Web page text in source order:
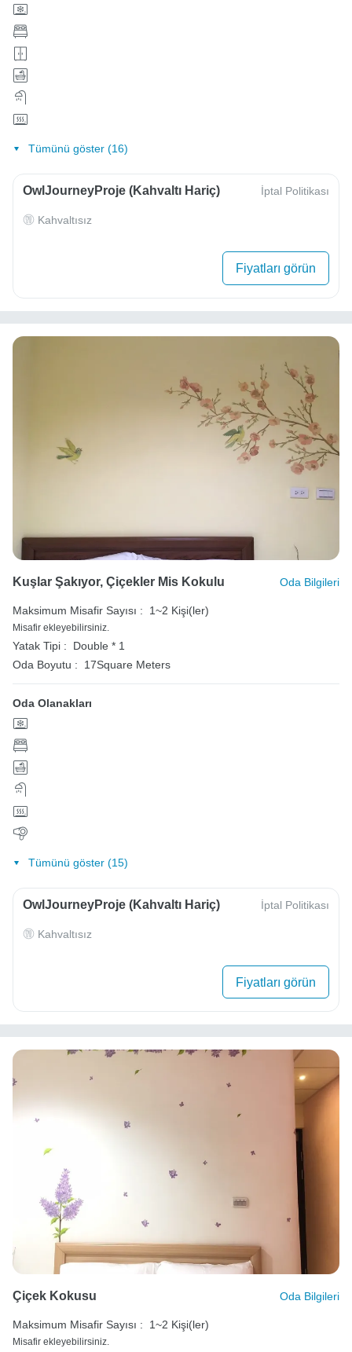
Tümünü göster (16)
OwlJourneyProje (Kahvaltı Hariç) İptal Politikası
Kahvaltısız
Fiyatları görün
Kuşlar Şakıyor, Çiçekler Mis Kokulu Oda Bilgileri
Maksimum Misafir Sayısı : 1~2 Kişi(ler)
Misafir ekleyebilirsiniz.
Yatak Tipi :
Double * 1
Oda Boyutu :
17Square Meters
Oda Olanakları
Tümünü göster (15)
OwlJourneyProje (Kahvaltı Hariç) İptal Politikası
Kahvaltısız
Fiyatları görün
Çiçek Kokusu Oda Bilgileri
Maksimum Misafir Sayısı : 1~2 Kişi(ler)
Misafir ekleyebilirsiniz.